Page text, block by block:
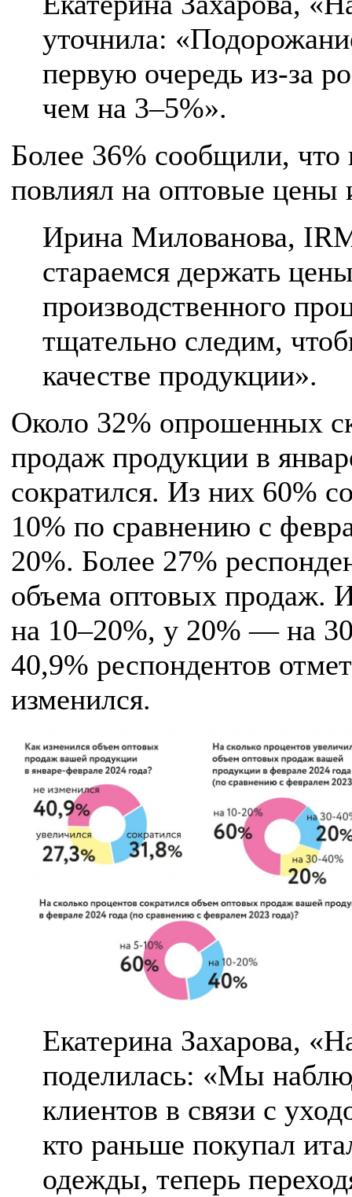
уточнила:
первую очередь из-за
чем на 3–5%».
Более 36% сообщили,
повлиял на оптовые цены
Ирина Милованова,
стараемся держать
производственного
тщательно следим,
качестве продукции».
Около 32% опрошенных
продаж продукции в
сократился. Из них 60%
10% по сравнению с
20%. Более 27%
объема оптовых продаж.
на 10–20%, у 20% — на
40,9% респондентов
изменился.
Екатерина Захарова,
поделилась: «Мы
клиентов в связи с
кто раньше покупал
одежды, теперь